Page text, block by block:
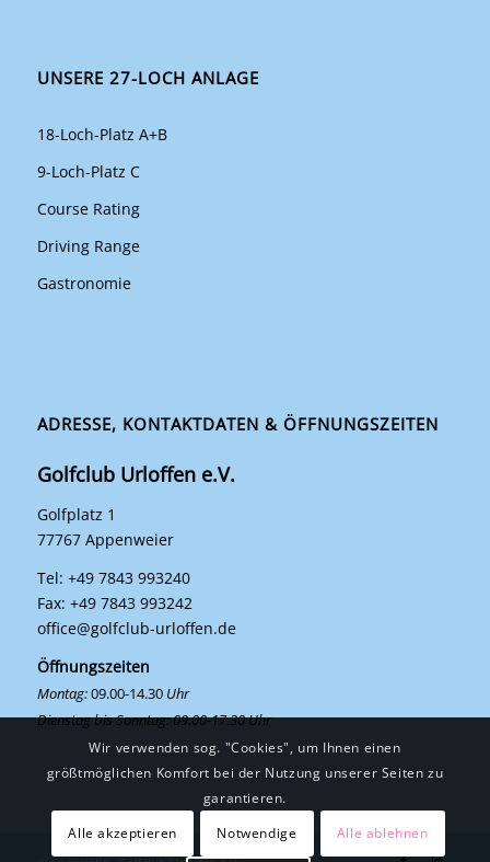
UNSERE 27-LOCH ANLAGE
18-Loch-Platz A+B
9-Loch-Platz C
Course Rating
Driving Range
Gastronomie
ADRESSE, KONTAKTDATEN & ÖFFNUNGSZEITEN
Golfclub Urloffen e.V.
Golfplatz 1
77767 Appenweier
Tel: +49 7843 993240
Fax: +49 7843 993242
office@golfclub-urloffen.de
Öffnungszeiten
Montag:09.00-14.30 Uhr
Dienstag bis Sonntag: 09.00-17.30 Uhr
Wir verwenden sog. "Cookies", um Ihnen einen
größtmöglichen Komfort bei der Nutzung unserer Seiten zu
garantieren.
Alle akzeptieren
Notwendige Alle ablehnen